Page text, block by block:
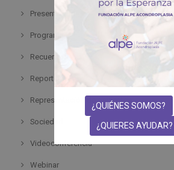
Presentación
Programa
Recuerdos
Reportaje
Representación de pacientes
Sociedad
Videoconferencia
Webinar
¿QUIÉNES SOMOS?
¿QUIERES AYUDAR?